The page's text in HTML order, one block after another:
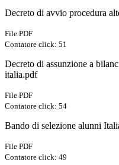
Decreto di avvio procedura
File PDF
Contatore click: 51
Decreto di assunzione a
italia.pdf
File PDF
Contatore click: 54
Bando di selezione alunni
File PDF
Contatore click: 49